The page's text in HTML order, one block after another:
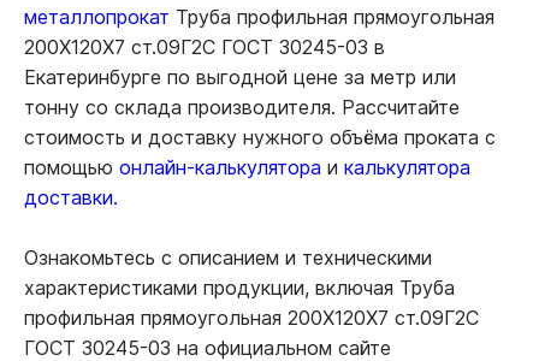
металлопрокат Труба профильная прямоугольная
200Х120Х7 ст.09Г2С ГОСТ 30245-03 в
Екатеринбурге по выгодной цене за метр или
тонну со склада производителя. Рассчитайте
стоимость и доставку нужного объёма проката с
помощью онлайн-калькулятора и калькулятора
доставки.
Ознакомьтесь с описанием и техническими
характеристиками продукции, включая Труба
профильная прямоугольная 200Х120Х7 ст.09Г2С
ГОСТ 30245-03 на официальном сайте